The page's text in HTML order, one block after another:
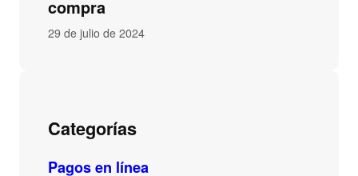
compra
29 de julio de 2024
Categorías
Pagos en línea